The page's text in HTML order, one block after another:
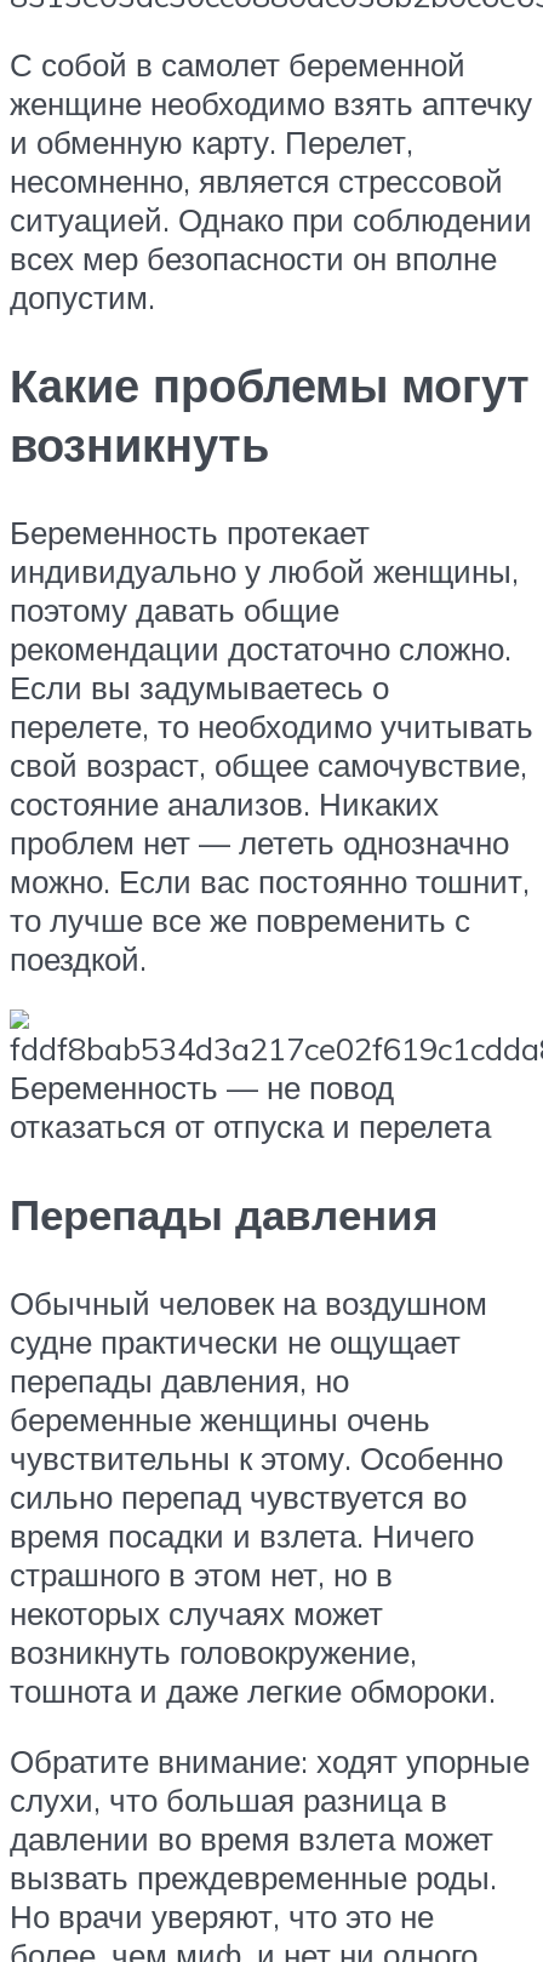
С собой в самолет беременной
женщине необходимо взять аптечку
и обменную карту. Перелет,
несомненно, является стрессовой
ситуацией. Однако при соблюдении
всех мер безопасности он вполне
допустим.
Какие проблемы могут
возникнуть
Беременность протекает
индивидуально у любой женщины,
поэтому давать общие
рекомендации достаточно сложно.
Если вы задумываетесь о
перелете, то необходимо учитывать
свой возраст, общее самочувствие,
состояние анализов. Никаких
проблем нет — лететь однозначно
можно. Если вас постоянно тошнит,
то лучше все же повременить с
поездкой.
Беременность — не повод
отказаться от отпуска и перелета
Перепады давления
Обычный человек на воздушном
судне практически не ощущает
перепады давления, но
беременные женщины очень
чувствительны к этому. Особенно
сильно перепад чувствуется во
время посадки и взлета. Ничего
страшного в этом нет, но в
некоторых случаях может
возникнуть головокружение,
тошнота и даже легкие обмороки.
Обратите внимание: ходят упорные
слухи, что большая разница в
давлении во время взлета может
вызвать преждевременные роды.
Но врачи уверяют, что это не
более, чем миф, и нет ни одного